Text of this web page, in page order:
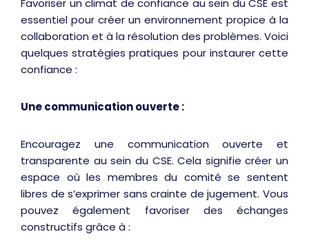
Favoriser un climat de confiance au sein du CSE est
essentiel pour créer un environnement propice à la
collaboration et à la résolution des problèmes. Voici
quelques stratégies pratiques pour instaurer cette
confiance :
Une communication ouverte :
Encouragez une communication ouverte et
transparente au sein du CSE. Cela signifie créer un
espace où les membres du comité se sentent
libres de s’exprimer sans crainte de jugement. Vous
pouvez également favoriser des échanges
constructifs grâce à :